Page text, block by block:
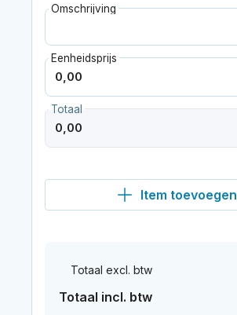
Omschrijving
Eenheidsprijs
Totaal
Item toevoegen
Totaal excl. btw
Totaal incl. btw